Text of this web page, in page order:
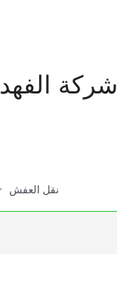
شركة الفهد
نقل العفش